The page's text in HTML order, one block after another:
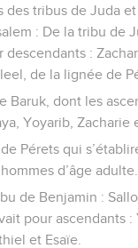
des tribus de Juda
: De la tribu de
descendants :
de la lignée de
Baruk, dont les
Yoyarib, Zacharie
Pérets qui
d’âge adulte.
de Benjamin :
pour ascendants :
et Esaïe.